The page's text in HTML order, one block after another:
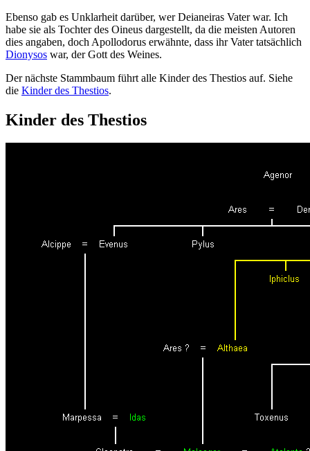
Ebenso gab es Unklarheit darüber, wer Deianeiras Vater war. Ich
habe sie als Tochter des Oineus dargestellt, da die meisten Autoren
dies angaben, doch Apollodorus erwähnte, dass ihr Vater tatsächlich
Dionysos war, der Gott des Weines.
Der nächste Stammbaum führt alle Kinder des Thestios auf. Siehe
die Kinder des Thestios.
Kinder des Thestios